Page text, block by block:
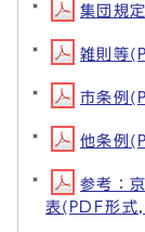
集団規
雑則等
市条例
他条例
参考：
表(PDF形